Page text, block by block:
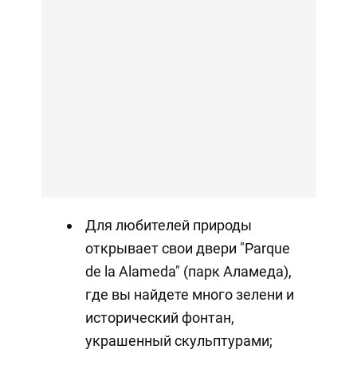
Для любителей природы
открывает свои двери "Parque
de la Alameda" (парк Аламеда),
где вы найдете много зелени и
исторический фонтан,
украшенный скульптурами;